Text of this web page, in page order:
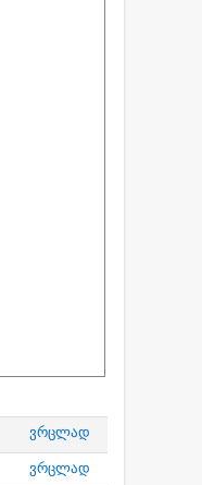
ვრცლად
ვრცლად